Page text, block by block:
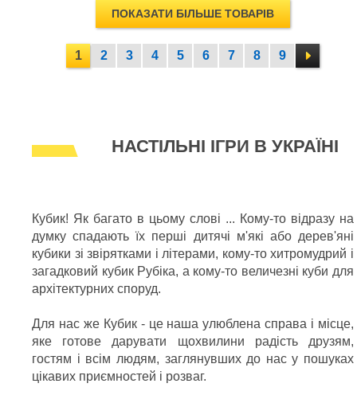
ПОКАЗАТИ БІЛЬШЕ ТОВАРІВ
1 2 3 4 5 6 7 8 9
НАСТІЛЬНІ ІГРИ В УКРАЇНІ
Кубик! Як багато в цьому слові ... Кому-то відразу на
думку спадають їх перші дитячі м'які або дерев'яні
кубики зі звірятками і літерами, кому-то хитромудрий і
загадковий кубик Рубіка, а кому-то величезні куби для
архітектурних споруд.
Для нас же Кубик - це наша улюблена справа і місце,
яке готове дарувати щохвилини радість друзям,
гостям і всім людям, заглянувших до нас у пошуках
цікавих приємностей і розваг.